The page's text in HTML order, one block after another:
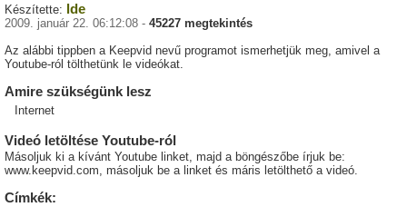
Készítette: lde
2009. január 22. 06:12:08 - 45227 megtekintés
Az alábbi tippben a Keepvid nevű programot ismerhetjük meg, amivel a
Youtube-ról tölthetünk le videókat.
Amire szükségünk lesz
Internet
Videó letöltése Youtube-ról
Másoljuk ki a kívánt Youtube linket, majd a böngészőbe írjuk be:
www.keepvid.com, másoljuk be a linket és máris letölthető a videó.
Címkék: